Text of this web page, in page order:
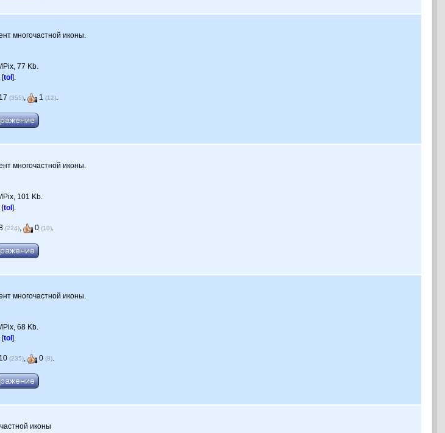
многочастной иконы.
77 Kb.
[tol].
17(355), 1(12).
многочастной иконы.
101 Kb.
[tol].
(224), 0(10).
многочастной иконы.
68 Kb.
[tol].
10(235), 0(8).
иконы